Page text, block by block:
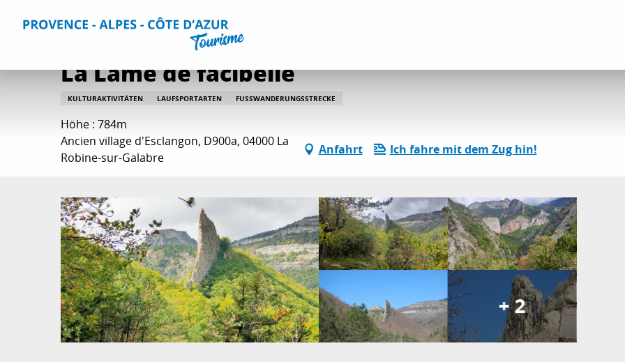
Home Aktivitäten Wanderrouten
La Lame de facibelle
KULTURAKTIVITÄTEN LAUFSPORTARTEN FUSSWANDERUNGSSTRECKE
Höhe : 784m
Ancien village d'Esclangon, D900a, 04000 La
Robine-sur-Galabre
Anfahrt Ich fahre mit dem Zug hin!
+ 2